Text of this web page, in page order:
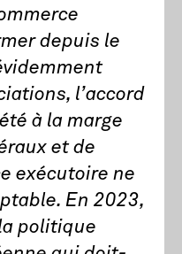
depuis le
l’accord
à la marge
et de
exécutoire ne
En 2023,
politique